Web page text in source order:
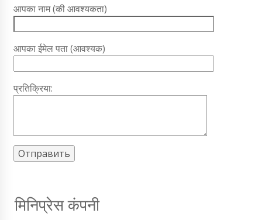
आपका नाम (की आवश्यकता)
आपका ईमेल पता (आवश्यक)
प्रतिक्रिया:
मिनिप्रेस कंपनी